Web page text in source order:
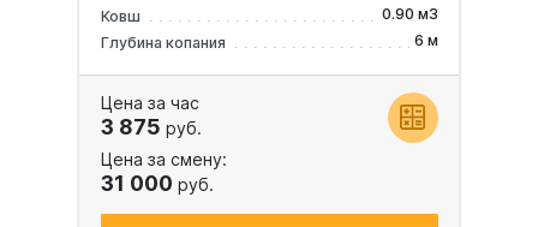
Ковш
0.90 м3
Глубина копания
6 м
Цена за час
3 875 руб.
Цена за смену:
31 000 руб.